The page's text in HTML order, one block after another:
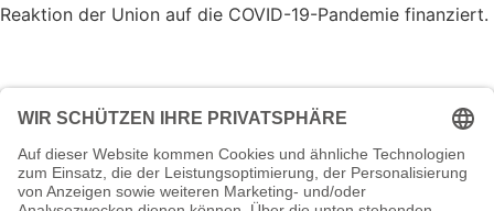
Reaktion der Union auf die COVID-19-Pandemie finanziert.